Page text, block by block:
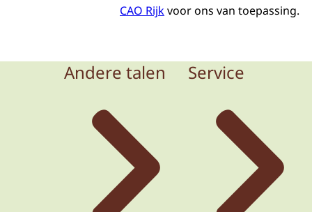
CAO Rijkvoor ons van toepassing.
Andere talen Service